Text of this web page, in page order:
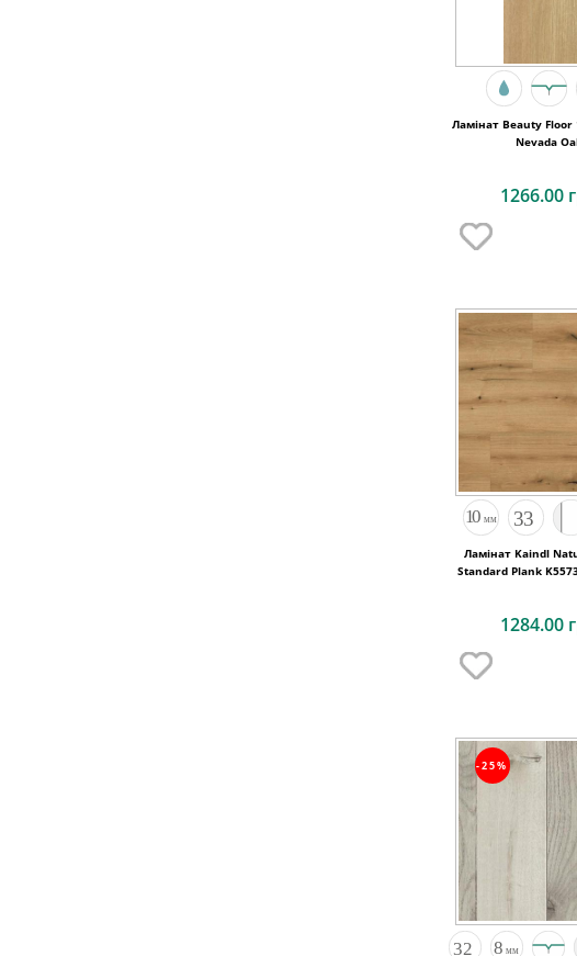
Ламінат Beauty Floor
Nevada
1266.00
Ламінат Kaindl
Standard Plank
1284.00
-25%